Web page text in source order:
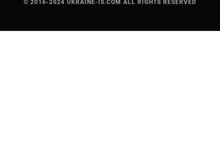
© 2016-2024 UKRAINE-IS.COM ALL RIGHTS RESERVED